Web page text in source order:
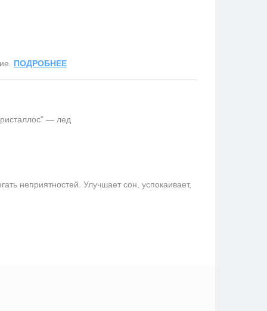
ПОДРОБНЕЕ
— лед
неприятностей. Улучшает сон, успокаивает,